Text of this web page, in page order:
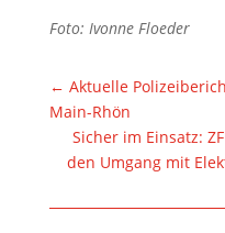
Foto: Ivonne Floeder
← Aktuelle
Main-Rhön
Sicher im Einsatz:
den Umgang mit